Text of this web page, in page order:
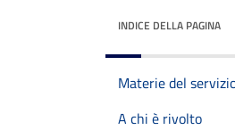
INDICE DELLA PAGINA
Materie del
A chi è rivolto